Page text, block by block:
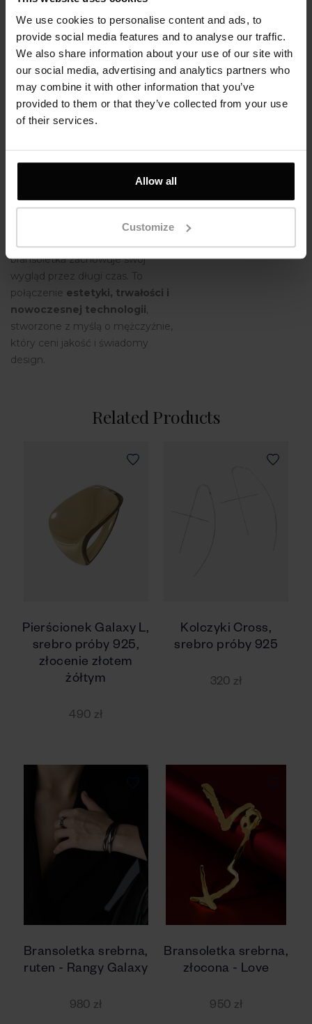
We use cookies to personalise content and ads, to
provide social media features and to analyse our traffic.
We also share information about your use of our site with
our social media, advertising and analytics partners who
may combine it with other information that you’ve
provided to them or that they’ve collected from your use
of their services.
Allow all
Customize
czarnym rutenem
— wyjątkowo
rzadkim metalem szlachetnym z
grupy platynowców. Ta
nowoczesna powłoka nie tylko
nadaje biżuterii głęboki, elegancki
odcień i subtelny połysk, ale także
znacząco zwiększa jej odporność
matowienie.
która chroni srebro przed
reakcjami z potem, kosmetykami
bransoletka zachowuje swój
wygląd przez długi czas. To
połączenie estetyki, trwałości i
nowoczesnej technologii,
stworzone z myślą o mężczyźnie,
który ceni jakość i świadomy
design.
Related Products
Pierścionek Galaxy L,
srebro próby 925,
złocenie złotem
żółtym
490 zł
Kolczyki Cross,
srebro próby 925
320 zł
Bransoletka srebrna,
ruten - Rangy Galaxy
980 zł
Bransoletka srebrna,
złocona - Love
950 zł